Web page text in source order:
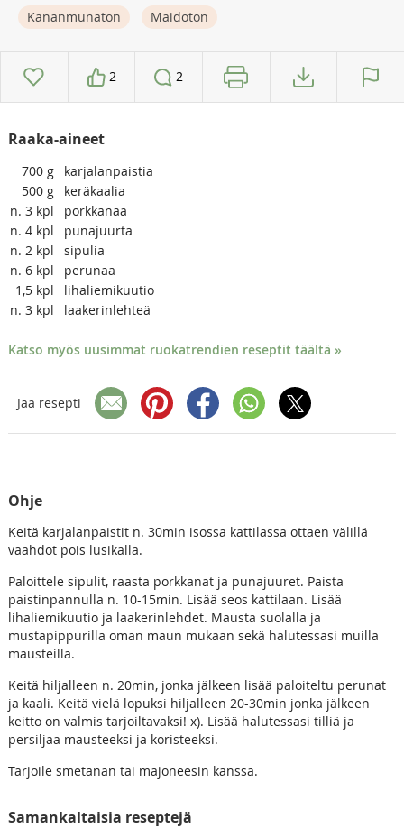
Kananmunaton
Maidoton
2 2
Raaka-aineet
700 g
karjalanpaistia
500 g
keräkaalia
n. 3 kpl
porkkanaa
n. 4 kpl
punajuurta
n. 2 kpl
sipulia
n. 6 kpl
perunaa
1,5 kpl
lihaliemikuutio
n. 3 kpl laakerinlehteä
Katso myös uusimmat ruokatrendien reseptit täältä »
Jaa resepti
Ohje
Keitä karjalanpaistit n. 30min isossa kattilassa ottaen välillä
vaahdot pois lusikalla.
Paloittele sipulit, raasta porkkanat ja punajuuret. Paista
paistinpannulla n. 10-15min. Lisää seos kattilaan. Lisää
lihaliemikuutio ja laakerinlehdet. Mausta suolalla ja
mustapippurilla oman maun mukaan sekä halutessasi muilla
mausteilla.
Keitä hiljalleen n. 20min, jonka jälkeen lisää paloiteltu perunat
ja kaali. Keitä vielä lopuksi hiljalleen 20-30min jonka jälkeen
keitto on valmis tarjoiltavaksi! x). Lisää halutessasi tilliä ja
persiljaa mausteeksi ja koristeeksi.
Tarjoile smetanan tai majoneesin kanssa.
Samankaltaisia reseptejä